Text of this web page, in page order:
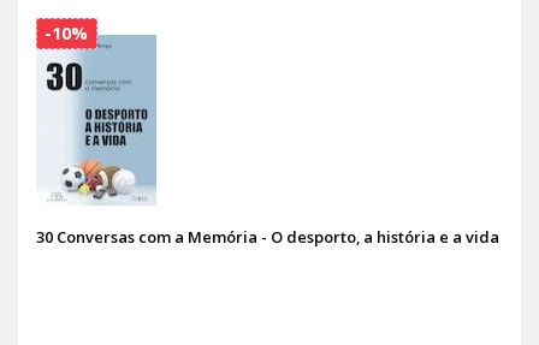
30 Conversas com a Memória - O desporto, a história e a vida
-10%